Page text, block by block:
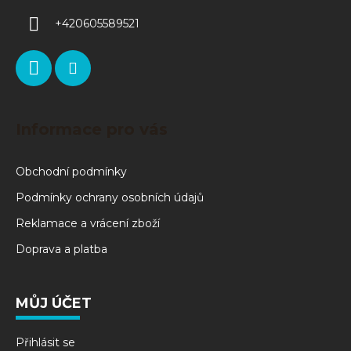
+420605589521
Obchodní podmínky
Podmínky ochrany osobních údajů
Reklamace a vrácení zboží
Doprava a platba
MŮJ ÚČET
Přihlásit se